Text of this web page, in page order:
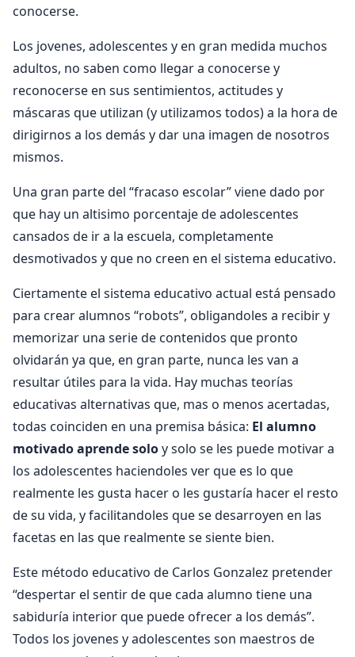
conocerse.
Los jovenes, adolescentes y en gran medida muchos
adultos, no saben como llegar a conocerse y
reconocerse en sus sentimientos, actitudes y
máscaras que utilizan (y utilizamos todos) a la hora de
dirigirnos a los demás y dar una imagen de nosotros
mismos.
Una gran parte del “fracaso escolar” viene dado por
que hay un altisimo porcentaje de adolescentes
cansados de ir a la escuela, completamente
desmotivados y que no creen en el sistema educativo.
Ciertamente el sistema educativo actual está pensado
para crear alumnos “robots”, obligandoles a recibir y
memorizar una serie de contenidos que pronto
olvidarán ya que, en gran parte, nunca les van a
resultar útiles para la vida. Hay muchas teorías
educativas alternativas que, mas o menos acertadas,
todas coinciden en una premisa básica: El alumno
motivado aprende soloy solo se les puede motivar a
los adolescentes haciendoles ver que es lo que
realmente les gusta hacer o les gustaría hacer el resto
de su vida, y facilitandoles que se desarroyen en las
facetas en las que realmente se siente bien.
Este método educativo de Carlos Gonzalez pretender
“despertar el sentir de que cada alumno tiene una
sabiduría interior que puede ofrecer a los demás”.
Todos los jovenes y adolescentes son maestros de